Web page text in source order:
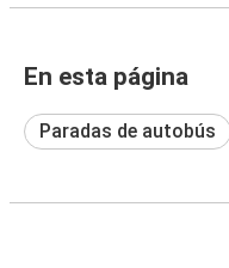
En esta página
Paradas de autobús